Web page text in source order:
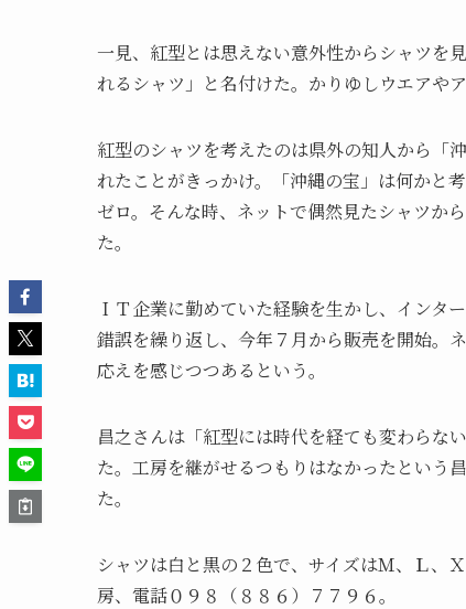
一見、紅型とは思えない意外性からシャツを
れるシャツ」と名付けた。かりゆしウエアや
紅型のシャツを考えたのは県外の知人から「
れたことがきっかけ。「沖縄の宝」は何かと
ゼロ。そんな時、ネットで偶然見たシャツか
た。
ＩＴ企業に勤めていた経験を生かし、インタ
錯誤を繰り返し、今年７月から販売を開始。
応えを感じつつあるという。
昌之さんは「紅型には時代を経ても変わらな
た。工房を継がせるつもりはなかったという
た。
シャツは白と黒の２色で、サイズはＭ、Ｌ、
房、電話０９８（８８６）７７９６。